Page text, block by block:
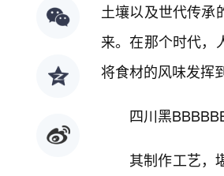
土壤以及世代传承
来。在那个时代，
将食材的风味发挥
四川黑
其制作工艺，